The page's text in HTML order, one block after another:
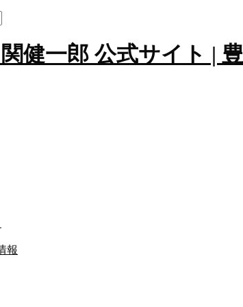
報
日本一の豊橋と田原💐
豊橋と田原💐
田原💐
飛ばせ‼️
様を直接つなぐサイト「花いちばドットコム」
ただくことが、何よりの生産者支援になります☺️
flower